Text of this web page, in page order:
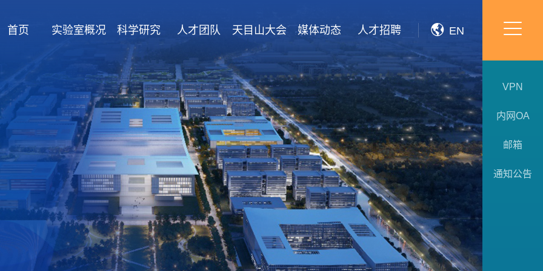
首页 实验室概况 科学研究 人才团队 天目山大会 媒体动态 人才招聘 EN
VPN
内网OA
邮箱
通知公告